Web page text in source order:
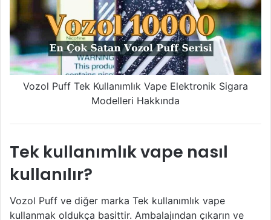
Vozol Puff Tek Kullanımlık Vape Elektronik Sigara
Modelleri Hakkında
Tek kullanımlık vape nasıl
kullanılır?
Vozol Puff ve diğer marka Tek kullanımlık vape
kullanmak oldukça basittir. Ambalajından çıkarın ve